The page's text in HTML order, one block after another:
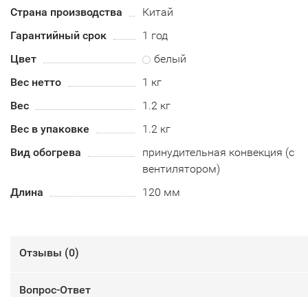
Страна производства
Китай
Гарантийный срок
1 год
Цвет
белый
Вес нетто
1 кг
Вес
1.2 кг
Вес в упаковке
1.2 кг
Вид обогрева
принудительная конвекция (с
вентилятором)
Длина
120 мм
Отзывы (0)
Вопрос-Ответ